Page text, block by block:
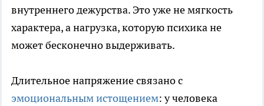
внутреннего дежурства. Это уже не мягкость
характера, а нагрузка, которую психика не
может бесконечно выдерживать.
Длительное напряжение связано с
эмоциональным истощением: у человека